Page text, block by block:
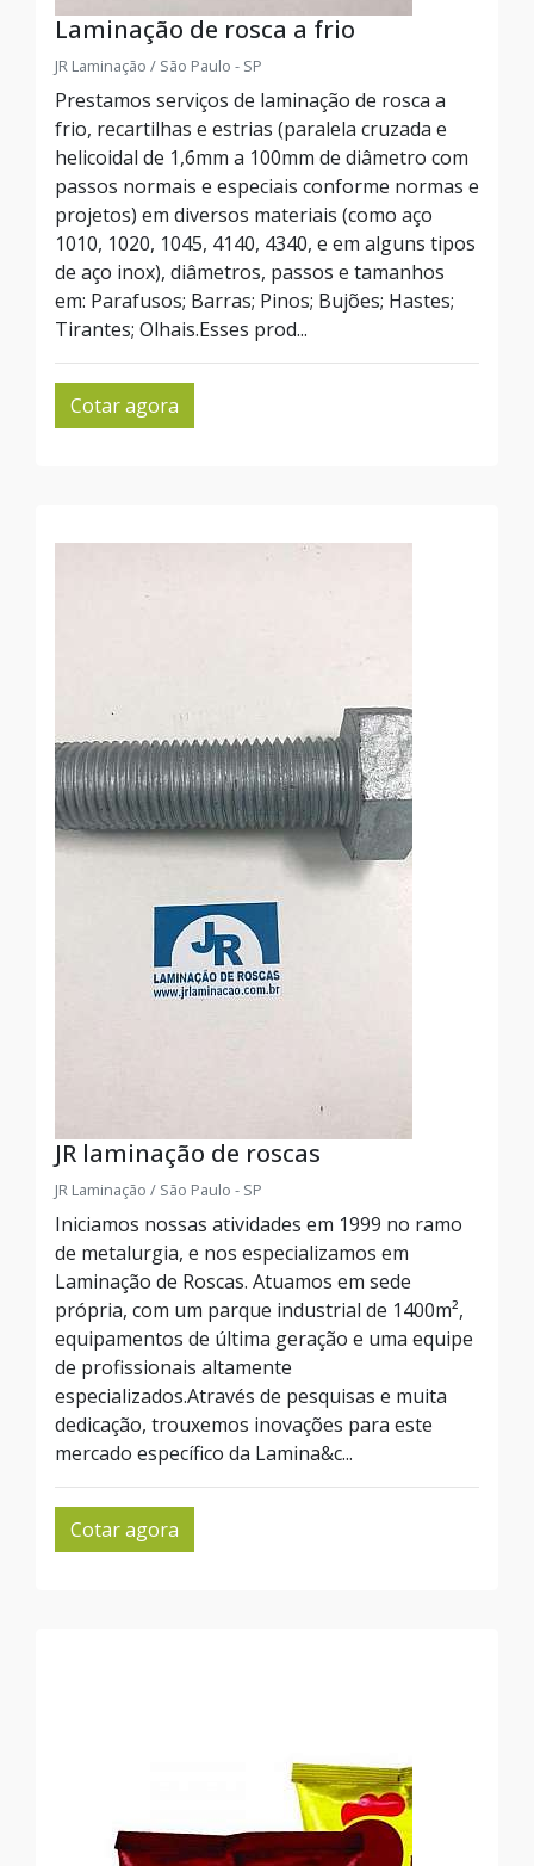
Laminação de rosca a frio
JR Laminação / São Paulo - SP
Prestamos serviços de laminação de rosca a
frio, recartilhas e estrias (paralela cruzada e
helicoidal de 1,6mm a 100mm de diâmetro com
passos normais e especiais conforme normas e
projetos) em diversos materiais (como aço
1010, 1020, 1045, 4140, 4340, e em alguns tipos
de aço inox), diâmetros, passos e tamanhos
em: Parafusos; Barras; Pinos; Bujões; Hastes;
Tirantes; Olhais.Esses prod...
Cotar agora
JR laminação de roscas
JR Laminação / São Paulo - SP
Iniciamos nossas atividades em 1999 no ramo
de metalurgia, e nos especializamos em
Laminação de Roscas. Atuamos em sede
própria, com um parque industrial de 1400m²,
equipamentos de última geração e uma equipe
de profissionais altamente
especializados.Através de pesquisas e muita
dedicação, trouxemos inovações para este
mercado específico da Lamina&c...
Cotar agora